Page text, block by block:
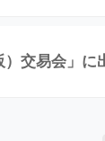
）交易会」に